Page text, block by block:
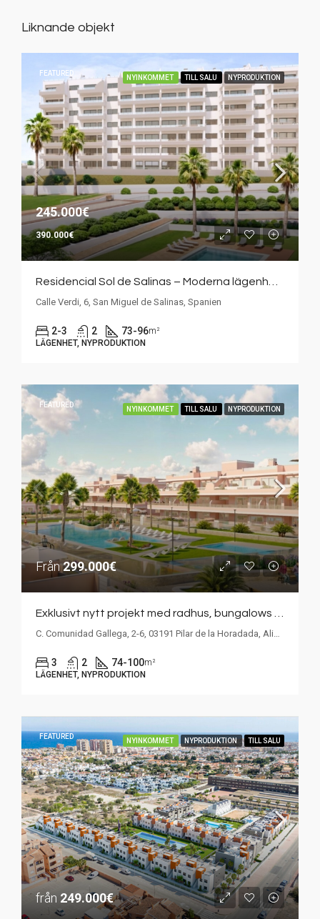
Liknande objekt
FEATURED
NYINKOMMET TILL SALU NYPRODUKTION
245.000€
390.000€
Calle Verdi, 6, San Miguel de Salinas, Spanien
2-3 2 73-96m²
LÄGENHET, NYPRODUKTION
FEATURED
NYINKOMMET TILL SALU NYPRODUKTION
Från299.000€
C. Comunidad Gallega, 2-6, 03191 Pilar de la Horadada, Alicante, Spanien
3 2 74-100m²
LÄGENHET, NYPRODUKTION
FEATURED
NYINKOMMET NYPRODUKTION TILL SALU
från 249.000€